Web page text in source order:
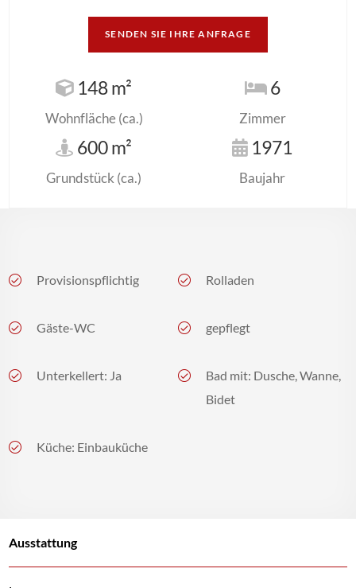
SENDEN SIE IHRE ANFRAGE
148 m²
Wohnfläche (ca.)
6
Zimmer
600 m²
Grundstück (ca.)
1971
Baujahr
Provisionspflichtig Rolladen
Gäste-WC gepflegt
Unterkellert: Ja
Bad mit: Dusche, Wanne,
Bidet
Küche: Einbauküche
Ausstattung